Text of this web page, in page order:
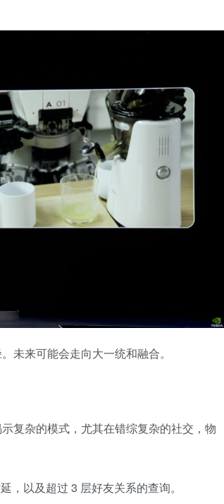
未来可能会走向大一统和融合。
复杂的模式，尤其在错综复杂的社交，物
以及超过 3 层好友关系的查询。